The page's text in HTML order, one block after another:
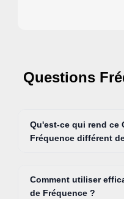
Questions
Qu'est-ce qui rend ce
Fréquence différent
Comment utiliser
de Fréquence ?